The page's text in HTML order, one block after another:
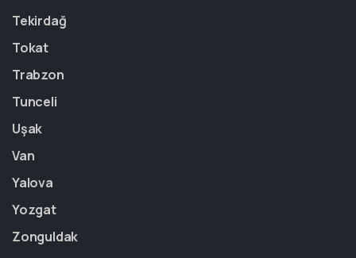
Tekirdağ
Tokat
Trabzon
Tunceli
Uşak
Van
Yalova
Yozgat
Zonguldak